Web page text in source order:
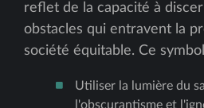
reflet de la capacité à
obstacles qui entravent la
société équitable. Ce
Utiliser la lumière du
l'obscurantisme et